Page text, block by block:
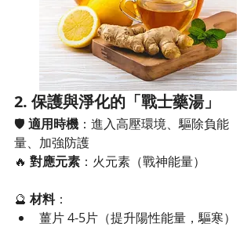
2. 保護與淨化的「戰士藥湯」
🛡 適用時機 ：進入高壓環境、驅除負能
量、加強防護
🔥 對應元素 ：火元素（戰神能量）
🔮 材料：
薑片 4-5片（提升陽性能量，驅寒）